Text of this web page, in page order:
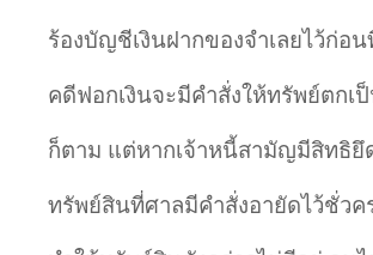
ร้องบัญชีเงินฝากของจำเลยไว้ก่อ
คดีฟอกเงินจะมีคำสั่งให้ทรัพย์ตกเ
ก็ตาม แต่หากเจ้าหนี้สามัญมีสิทธิยึ
ทรัพย์สินที่ศาลมีคำสั่งอายัดไว้ชั่วค